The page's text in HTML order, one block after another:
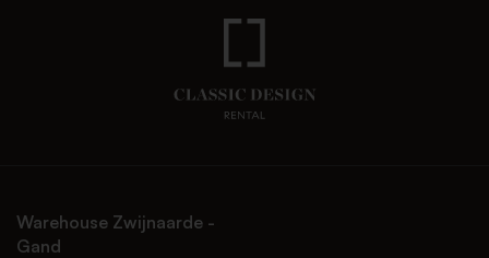
Warehouse Zwijnaarde -
Gand